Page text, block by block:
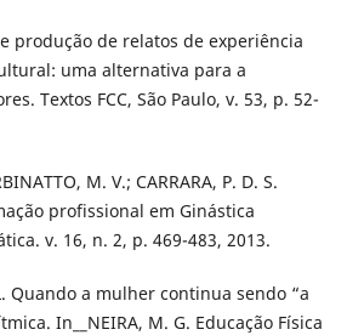
produção de relatos de experiência
uma alternativa para a
Textos FCC, São Paulo, v. 53, p. 52-
M. V.; CARRARA, P. D. S.
profissional em Ginástica
v. 16, n. 2, p. 469-483, 2013.
Quando a mulher continua sendo “a
In__NEIRA, M. G. Educação Física